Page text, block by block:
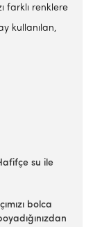
farklı renklere
kullanılan,
su ile
bolca